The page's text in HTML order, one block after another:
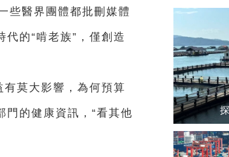
些醫界團體都批刪媒體
的“啃老族”，僅創造
莫大影響，為何預算
門的健康資訊，“看其他